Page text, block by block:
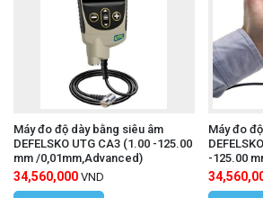
Email:vantien2307@gmail.com
Website:
HÙNG NGUYÊN TECH - TP
Địa chỉ:
D7/6B đường Dương
Kiên, Huyện Bình Chánh, TP.
Hotline: 0934.616.395
Máy đo độ dày bằng siêu âm
DEFELSKO UTG CA3 (1.00 -125.00
mm /0,01mm,Advanced)
34,560,000 VND
Máy đo
-125.00